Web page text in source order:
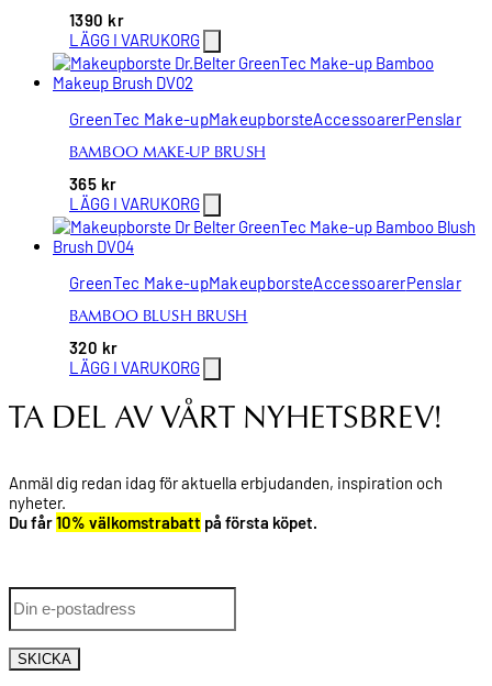
1390 kr
LÄGG I VARUKORG
GreenTec Make-upMakeupborsteAccessoarerPenslar
BAMBOO MAKE-UP BRUSH
365 kr
LÄGG I VARUKORG
GreenTec Make-upMakeupborsteAccessoarerPenslar
BAMBOO BLUSH BRUSH
320 kr
LÄGG I VARUKORG
TA DEL AV VÅRT NYHETSBREV!
Anmäl dig redan idag för aktuella erbjudanden, inspiration och
nyheter.
Du får10% välkomstrabatt på första köpet.